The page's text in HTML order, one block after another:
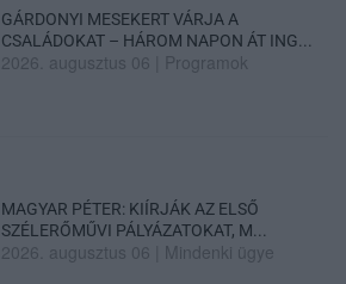
GÁRDONYI MESEKERT VÁRJA A
CSALÁDOKAT – HÁROM NAPON ÁT ING...
2026. augusztus 06 Programok
MAGYAR PÉTER: KIÍRJÁK AZ ELSŐ
SZÉLERŐMŰVI PÁLYÁZATOKAT, M...
2026. augusztus 06 Mindenki ügye